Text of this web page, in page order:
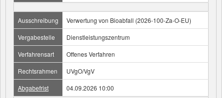
Ausschreibung
Verwertung von Bioabfall (2026-100-Za-O-EU)
Vergabestelle
Dienstleistungszentrum
Verfahrensart
Offenes Verfahren
Rechtsrahmen
UVgO/VgV
Abgabefrist
04.09.2026 10:00